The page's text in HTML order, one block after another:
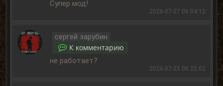
Супер мод!
2026-07-27 06:04:12
сергей зарубин
К комментарию
не работает?
2026-07-25 06:22:02